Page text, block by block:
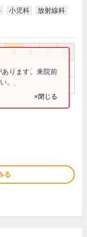
小児科 放射線科
祝
●
ります。来院前
。
×閉じる
る